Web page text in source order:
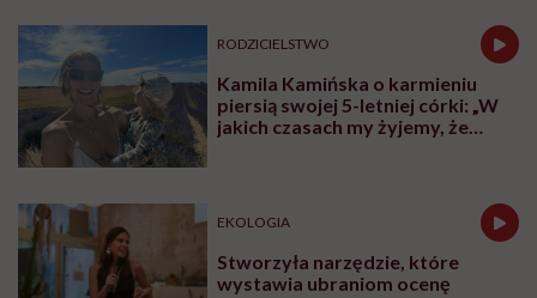
RODZICIELSTWO
Kamila Kamińska o karmieniu
piersią swojej 5-letniej córki: „W
jakich czasach my żyjemy, że
EKOLOGIA
Stworzyła narzędzie, które
wystawia ubraniom ocenę